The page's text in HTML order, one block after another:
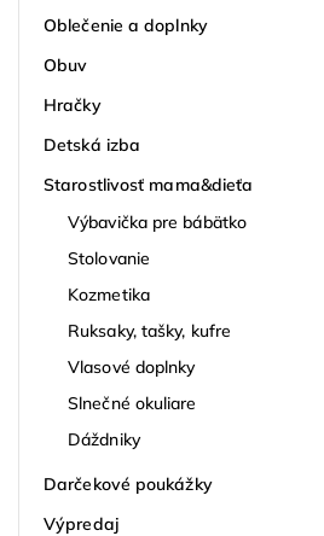
Oblečenie a doplnky
Obuv
Hračky
Detská izba
Starostlivosť mama&dieťa
Výbavička pre bábätko
Stolovanie
Kozmetika
Ruksaky, tašky, kufre
Vlasové doplnky
Slnečné okuliare
Dáždniky
Darčekové poukážky
Výpredaj